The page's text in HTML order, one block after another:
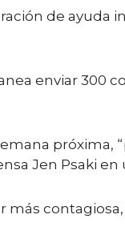
de ayuda
enviar 300
próxima,
Jen Psaki
más